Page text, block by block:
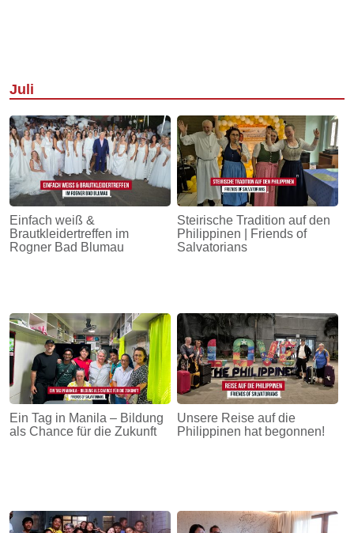
Juli
Einfach weiß &
Brautkleidertreffen im
Rogner Bad Blumau
Steirische Tradition auf den
Philippinen | Friends of
Salvatorians
Ein Tag in Manila – Bildung
als Chance für die Zukunft
Unsere Reise auf die
Philippinen hat begonnen!